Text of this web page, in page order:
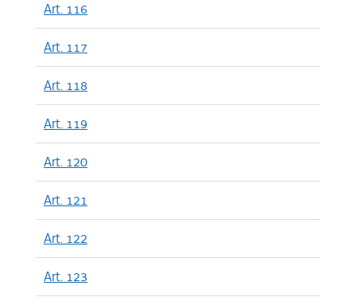
Art. 116
Art. 117
Art. 118
Art. 119
Art. 120
Art. 121
Art. 122
Art. 123